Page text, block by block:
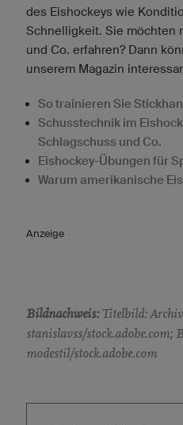
des Eishockeys wie
Schnelligkeit. Sie möchten
und Co. erfahren? Dann
unserem Magazin
So trainieren Sie
Schusstechnik im
Schlagschuss und Co.
Eishockey-Übungen für
Warum amerikanische
Anzeige
Bildnachweis:Titelbild:
stanislavss/stock.adobe.com;
modestil/stock.adobe.com